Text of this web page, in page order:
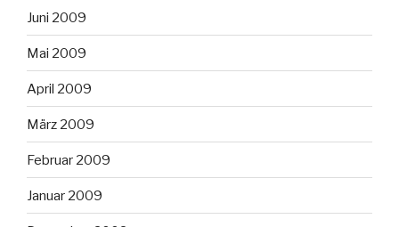
Juni 2009
Mai 2009
April 2009
März 2009
Februar 2009
Januar 2009